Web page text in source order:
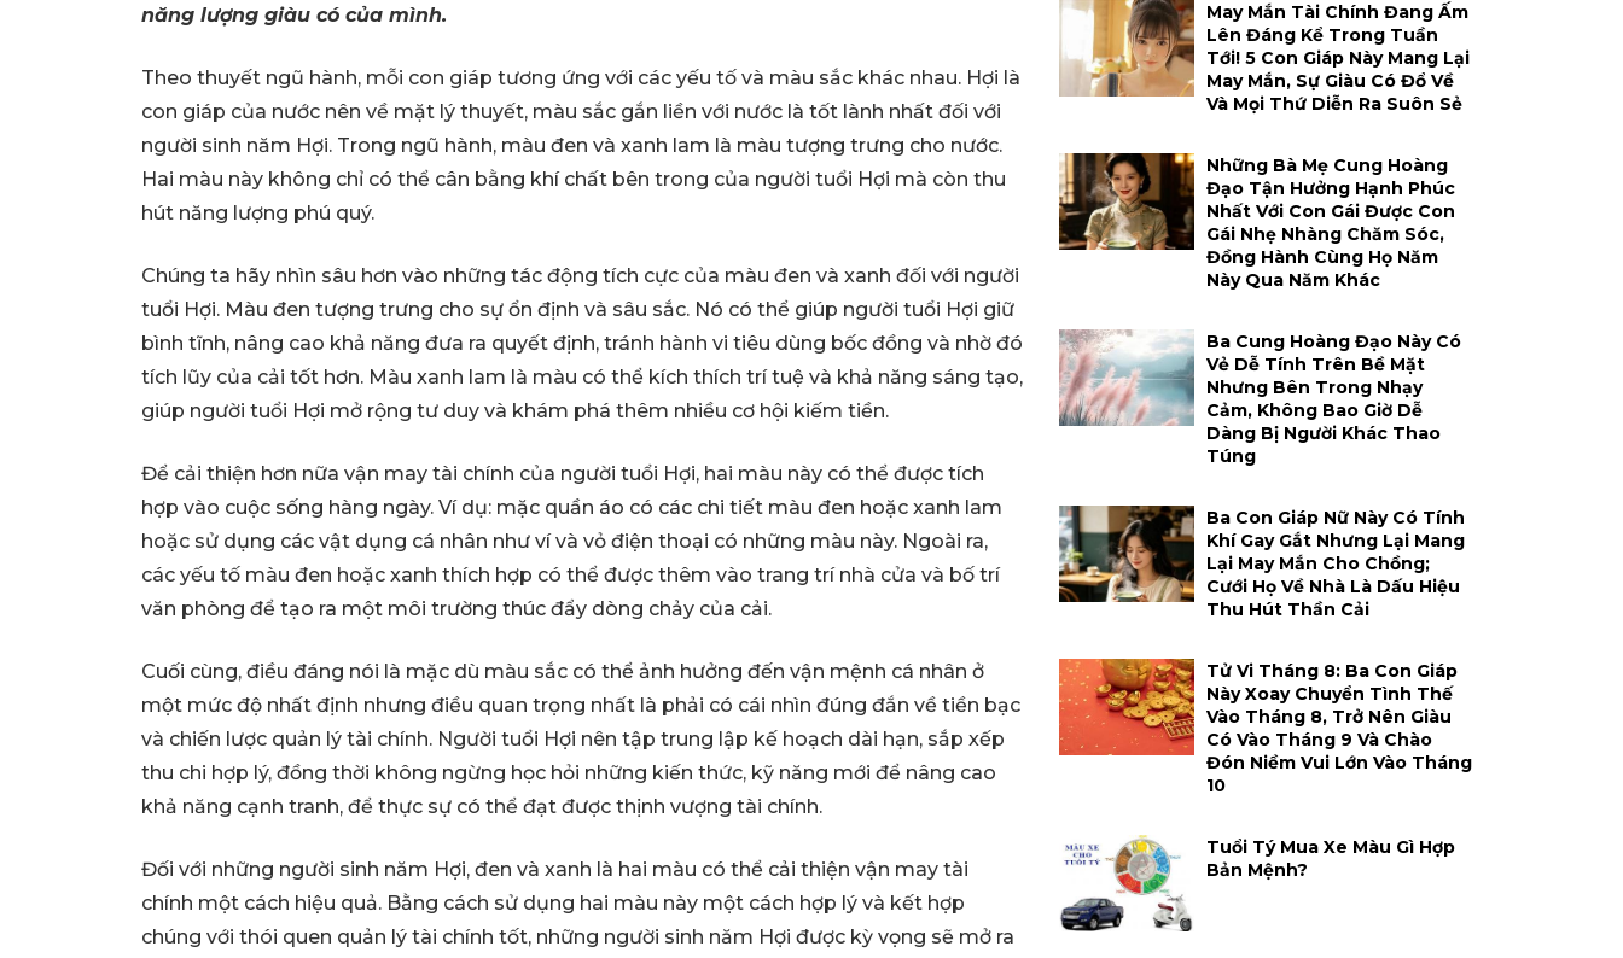
năng lượng giàu có của mình.
Theo thuyết ngũ hành, mỗi con giáp tương ứng với các yếu tố và màu sắc khác nhau. Hợi là
con giáp của nước nên về mặt lý thuyết, màu sắc gắn liền với nước là tốt lành nhất đối với
người sinh năm Hợi. Trong ngũ hành, màu đen và xanh lam là màu tượng trưng cho nước.
Hai màu này không chỉ có thể cân bằng khí chất bên trong của người tuổi Hợi mà còn thu
hút năng lượng phú quý.
Chúng ta hãy nhìn sâu hơn vào những tác động tích cực của màu đen và xanh đối với người
tuổi Hợi. Màu đen tượng trưng cho sự ổn định và sâu sắc. Nó có thể giúp người tuổi Hợi giữ
bình tĩnh, nâng cao khả năng đưa ra quyết định, tránh hành vi tiêu dùng bốc đồng và nhờ đó
tích lũy của cải tốt hơn. Màu xanh lam là màu có thể kích thích trí tuệ và khả năng sáng tạo,
giúp người tuổi Hợi mở rộng tư duy và khám phá thêm nhiều cơ hội kiếm tiền.
Để cải thiện hơn nữa vận may tài chính của người tuổi Hợi, hai màu này có thể được tích
hợp vào cuộc sống hàng ngày. Ví dụ: mặc quần áo có các chi tiết màu đen hoặc xanh lam
hoặc sử dụng các vật dụng cá nhân như ví và vỏ điện thoại có những màu này. Ngoài ra,
các yếu tố màu đen hoặc xanh thích hợp có thể được thêm vào trang trí nhà cửa và bố trí
văn phòng để tạo ra một môi trường thúc đẩy dòng chảy của cải.
Cuối cùng, điều đáng nói là mặc dù màu sắc có thể ảnh hưởng đến vận mệnh cá nhân ở
một mức độ nhất định nhưng điều quan trọng nhất là phải có cái nhìn đúng đắn về tiền bạc
và chiến lược quản lý tài chính. Người tuổi Hợi nên tập trung lập kế hoạch dài hạn, sắp xếp
thu chi hợp lý, đồng thời không ngừng học hỏi những kiến ​​thức, kỹ năng mới để nâng cao
khả năng cạnh tranh, để thực sự có thể đạt được thịnh vượng tài chính.
Đối với những người sinh năm Hợi, đen và xanh là hai màu có thể cải thiện vận may tài
chính một cách hiệu quả. Bằng cách sử dụng hai màu này một cách hợp lý và kết hợp
chúng với thói quen quản lý tài chính tốt, những người sinh năm Hợi được kỳ vọng sẽ mở ra
May Mắn Tài Chính Đang Ấm
Lên Đáng Kể Trong Tuần
Tới! 5 Con Giáp Này Mang Lại
May Mắn, Sự Giàu Có Đổ Về
Và Mọi Thứ Diễn Ra Suôn Sẻ
Những Bà Mẹ Cung Hoàng
Đạo Tận Hưởng Hạnh Phúc
Nhất Với Con Gái Được Con
Gái Nhẹ Nhàng Chăm Sóc,
Đồng Hành Cùng Họ Năm
Này Qua Năm Khác
Ba Cung Hoàng Đạo Này Có
Vẻ Dễ Tính Trên Bề Mặt
Nhưng Bên Trong Nhạy
Cảm, Không Bao Giờ Dễ
Dàng Bị Người Khác Thao
Túng
Ba Con Giáp Nữ Này Có Tính
Khí Gay Gắt Nhưng Lại Mang
Lại May Mắn Cho Chồng;
Cưới Họ Về Nhà Là Dấu Hiệu
Thu Hút Thần Cải
Tử Vi Tháng 8: Ba Con Giáp
Này Xoay Chuyển Tình Thế
Vào Tháng 8, Trở Nên Giàu
Có Vào Tháng 9 Và Chào
Đón Niềm Vui Lớn Vào Tháng
10
Tuổi Tý Mua Xe Màu Gì Hợp
Bản Mệnh?